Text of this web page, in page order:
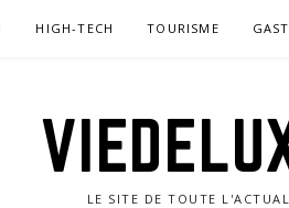
HIGH-TECH TOURISME
LE SITE DE TOUTE